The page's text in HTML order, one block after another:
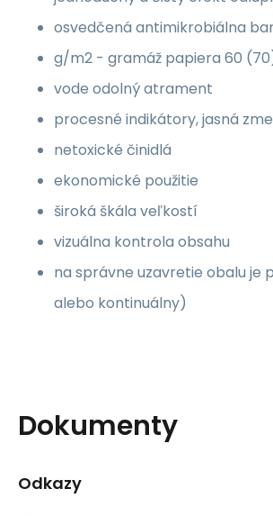
osvedčená antimikrobiálna
g/m2 - gramáž papiera 60
vode odolný atrament
procesné indikátory, jasná
netoxické činidlá
ekonomické použitie
široká škála veľkostí
vizuálna kontrola obsahu
na správne uzavretie obalu
alebo kontinuálny)
Dokumenty
Odkazy